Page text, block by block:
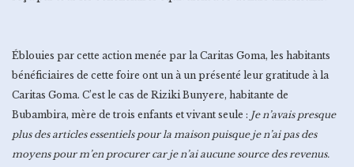
Éblouies par cette action menée par la Caritas Goma, les habitants
bénéficiaires de cette foire ont un à un présenté leur gratitude à la
Caritas Goma. C’est le cas de Riziki Bunyere, habitante de
Bubambira, mère de trois enfants et vivant seule : Je n’avais presque
plus des articles essentiels pour la maison puisque je n’ai pas des
moyens pour m’en procurer car je n’ai aucune source des revenus.